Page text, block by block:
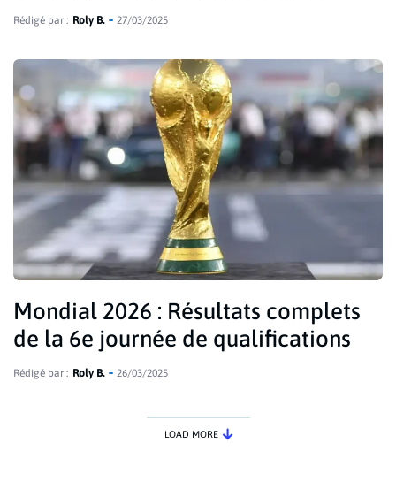
Rédigé par : Roly B. 27/03/2025
Mondial 2026 : Résultats complets
de la 6e journée de qualifications
Rédigé par : Roly B. 26/03/2025
LOAD MORE